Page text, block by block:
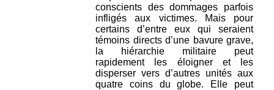
conscients des dommages parfois
infligés aux victimes. Mais pour
certains d’entre eux qui seraient
témoins directs d’une bavure grave,
la hiérarchie militaire peut
rapidement les éloigner et les
disperser vers d’autres unités aux
quatre coins du globe. Elle peut